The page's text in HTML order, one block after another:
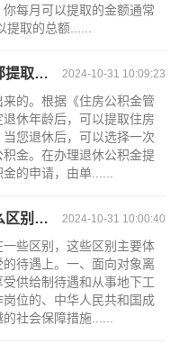
每月可以提取的金额通常
取的总额......
2024-10-31 10:09:23
吗？
的。根据《住房公积金管
休年龄后，可以提取住房
您退休后，可以选择一次
金。在办理退休公积金提
的申请，由单......
2024-10-31 10:00:40
吗？
些区别，这些区别主要体
待遇上。一、面向对象离
供给制待遇和从事地下工
位的、中华人民共和国成
社会保障措施......